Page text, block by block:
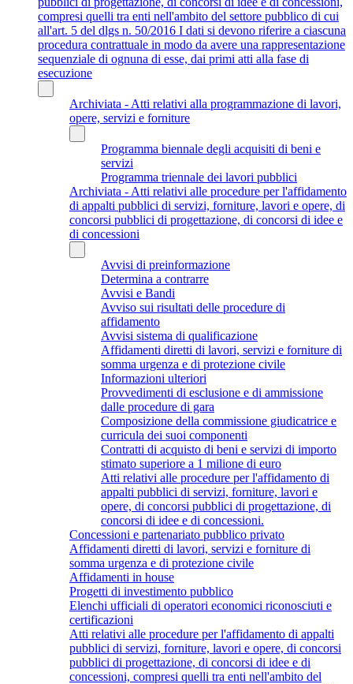
compresi quelli tra enti nell'ambito del settore pubblico di cui
all'art. 5 del dlgs n. 50/2016 I dati si devono riferire a ciascuna
procedura contrattuale in modo da avere una rappresentazione
sequenziale di ognuna di esse, dai primi atti alla fase di
esecuzione
Archiviata - Atti relativi alla programmazione di lavori,
opere, servizi e forniture
Programma biennale degli acquisiti di beni e
servizi
Programma triennale dei lavori pubblici
Archiviata - Atti relativi alle procedure per l'affidamento
di appalti pubblici di servizi, forniture, lavori e opere, di
concorsi pubblici di progettazione, di concorsi di idee e
di concessioni
Avvisi di preinformazione
Determina a contrarre
Avvisi e Bandi
Avviso sui risultati delle procedure di
affidamento
Avvisi sistema di qualificazione
Affidamenti diretti di lavori, servizi e forniture di
somma urgenza e di protezione civile
Informazioni ulteriori
Provvedimenti di esclusione e di ammissione
dalle procedure di gara
Composizione della commissione giudicatrice e
curricula dei suoi componenti
Contratti di acquisto di beni e servizi di importo
stimato superiore a 1 milione di euro
Atti relativi alle procedure per l'affidamento di
appalti pubblici di servizi, forniture, lavori e
opere, di concorsi pubblici di progettazione, di
concorsi di idee e di concessioni.
Concessioni e partenariato pubblico privato
Affidamenti diretti di lavori, servizi e forniture di
somma urgenza e di protezione civile
Affidamenti in house
Progetti di investimento pubblico
Elenchi ufficiali di operatori economici riconosciuti e
certificazioni
Atti relativi alle procedure per l'affidamento di appalti
pubblici di servizi, forniture, lavori e opere, di concorsi
pubblici di progettazione, di concorsi di idee e di
concessioni, compresi quelli tra enti nell'ambito del